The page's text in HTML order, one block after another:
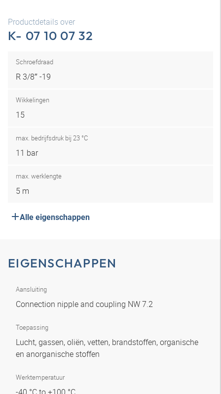
Productdetails over
K- 07 10 07 32
Schroefdraad
R 3/8″ -19
Wikkelingen
15
max. bedrijfsdruk bij 23 °C
11 bar
max. werklengte
5 m
Alle eigenschappen
EIGENSCHAPPEN
Aansluiting
Connection nipple and coupling NW 7.2
Toepassing
Lucht, gassen, oliën, vetten, brandstoffen, organische
en anorganische stoffen
Werktemperatuur